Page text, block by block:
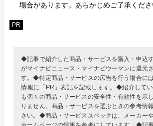
場合があります。あらかじめご了承くださ
PR
◆記事で紹介した商品・サービスを購入・申込
がマイナビニュース・マイナビウーマンに還元
す。◆特定商品・サービスの広告を行う場合に
情報に「PR」表記を記載します。◆紹介して
も個々の商品・サービスの安全性・有効性を示
りません。商品・サービスを選ぶときの参考情
さい。◆商品・サービススペックは、メーカー